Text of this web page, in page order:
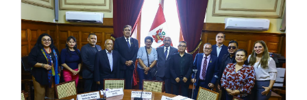
Surichaqui y el jefe de la ONPE, Piero Corvetto, entre otros
funcionarios.
OFICINA DE COMUNICACIONES E IMAGEN
INSTITUCIONAL